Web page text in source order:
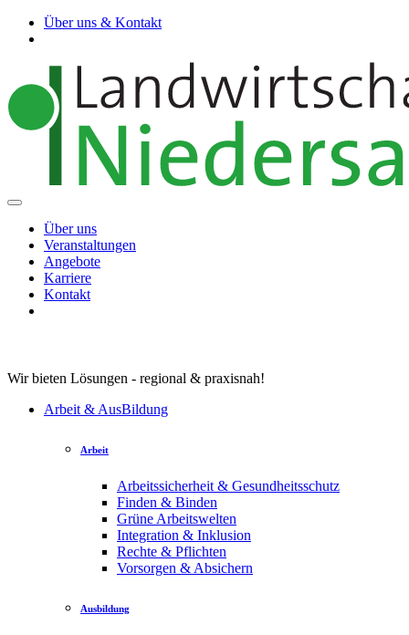
Über uns & Kontakt
Über uns
Veranstaltungen
Angebote
Karriere
Kontakt
Wir bieten Lösungen - regional & praxisnah!
Arbeit & AusBildung
Arbeit
Arbeitssicherheit & Gesundheitsschutz
Finden & Binden
Grüne Arbeitswelten
Integration & Inklusion
Rechte & Pflichten
Vorsorgen & Absichern
Ausbildung